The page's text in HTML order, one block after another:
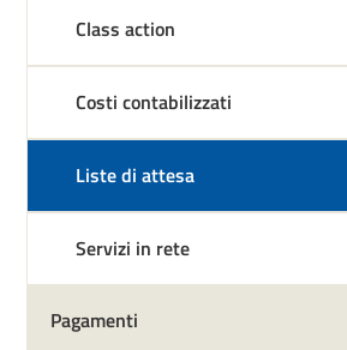
Class action
Costi contabilizzati
Liste di attesa
Servizi in rete
Pagamenti